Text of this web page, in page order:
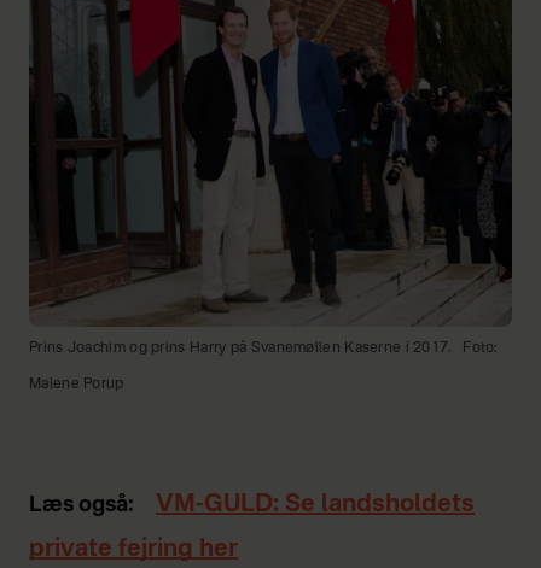
Prins Joachim og prins Harry på Svanemøllen Kaserne i 2017. Foto:
Malene Porup
Læs også:
VM-GULD: Se landsholdets
private fejring her